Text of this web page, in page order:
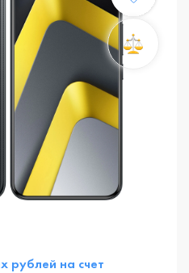
рублей на счет